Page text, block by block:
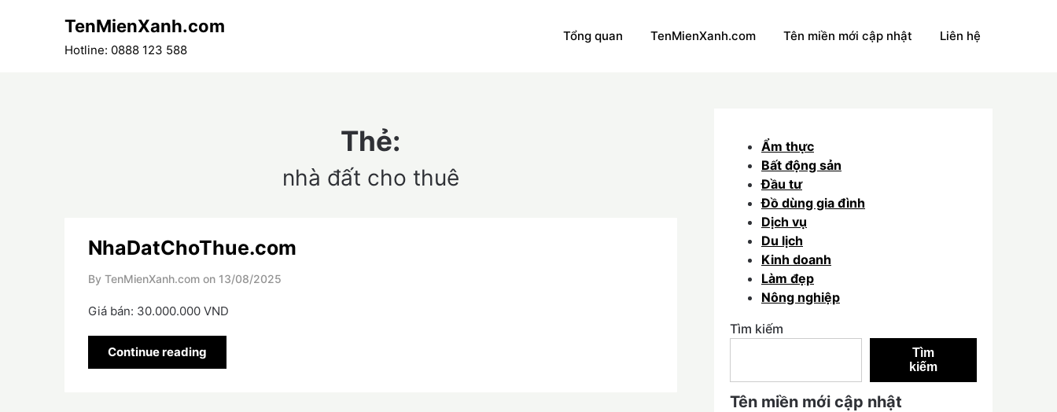
TenMienXanh.com
Hotline: 0888 123 588
Tổng quan TenMienXanh.com Tên miền mới cập nhật Liên hệ
Thẻ:
nhà đất cho thuê
NhaDatChoThue.com
By TenMienXanh.com on 13/08/2025
Giá bán: 30.000.000 VND
Continue reading
Ẩm thực
Bất động sản
Đầu tư
Đồ dùng gia đình
Dịch vụ
Du lịch
Kinh doanh
Làm đẹp
Nông nghiệp
Tìm kiếm
Tìm
kiếm
Tên miền mới cập nhật